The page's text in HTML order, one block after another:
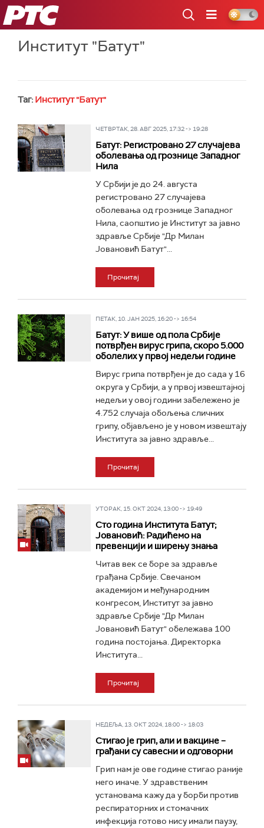
РТС
Институт "Батут"
Таг: Институт "Батут"
ЧЕТВРТАК, 28. АВГ 2025, 17:32 -> 19:28
Батут: Регистровано 27 случајева
оболевања од грознице Западног
Нила
У Србији је до 24. августа
регистровано 27 случајева
оболевања од грознице Западног
Нила, саопштио је Институт за јавно
здравље Србије "Др Милан
Јовановић Батут"...
Прочитај
ПЕТАК, 10. ЈАН 2025, 16:20 -> 16:54
Батут: У више од пола Србије
потврђен вирус грипа, скоро 5.000
оболелих у првој недељи године
Вирус грипа потврђен је до сада у 16
округа у Србији, а у првој извештајној
недељи у овој години забележено је
4.752 случаја обољења сличних
грипу, објављено је у новом извештају
Института за јавно здравље...
Прочитај
УТОРАК, 15. ОКТ 2024, 13:00 -> 19:49
Сто година Института Батут;
Јовановић: Радићемо на
превенцији и ширењу знања
Читав век се боре за здравље
грађана Србије. Свечаном
академијом и међународним
конгресом, Институт за јавно
здравље Србије "Др Милан
Јовановић Батут" обележава 100
година постојања. Директорка
Института...
Прочитај
НЕДЕЉА, 13. ОКТ 2024, 18:00 -> 18:03
Стигао је грип, али и вакцине –
грађани су савесни и одговорни
Грип нам је ове године стигао раније
него иначе. У здравственим
установама кажу да у борби против
респираторних и стомачних
инфекција готово нису имали паузу,